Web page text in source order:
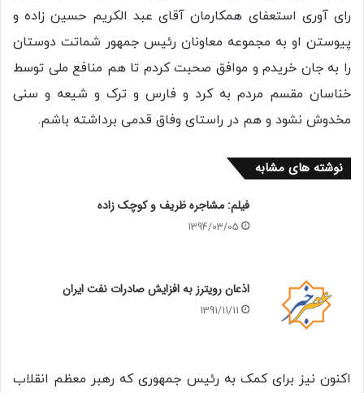
رای آوری استعفای همکارمان آقای عبد الکریم حسین زاده و
پیوستن او به مجموعه معاونان رئیس جمهور شماتت دوستان
را به جان خریدم و موافق صحبت کردم تا هم منافع ملی توسط
خناسان مقسم مردم به کرد و فارس و ترک و شیعه و سنی
مخدوش نشود و هم در راستای وفاق قدمی برداشته باشم.
نوشته های مشابه
فیلم: مشاجره ظریف و کوچک زاده
1394/03/05
اذعان رویترز به افزایش صادرات نفت ایران
1391/11/11
اکنون نیز برای کمک به رئیس جمهوری که رهبر معظم انقلاب